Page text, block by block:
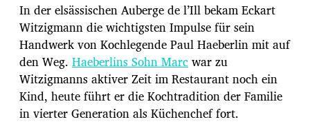
In der elsässischen Auberge de l’Ill bekam Eckart
Witzigmann die wichtigsten Impulse für sein
Handwerk von Kochlegende Paul Haeberlin mit auf
den Weg. Haeberlins Sohn Marcwar zu
Witzigmanns aktiver Zeit im Restaurant noch ein
Kind, heute führt er die Kochtradition der Familie
in vierter Generation als Küchenchef fort.